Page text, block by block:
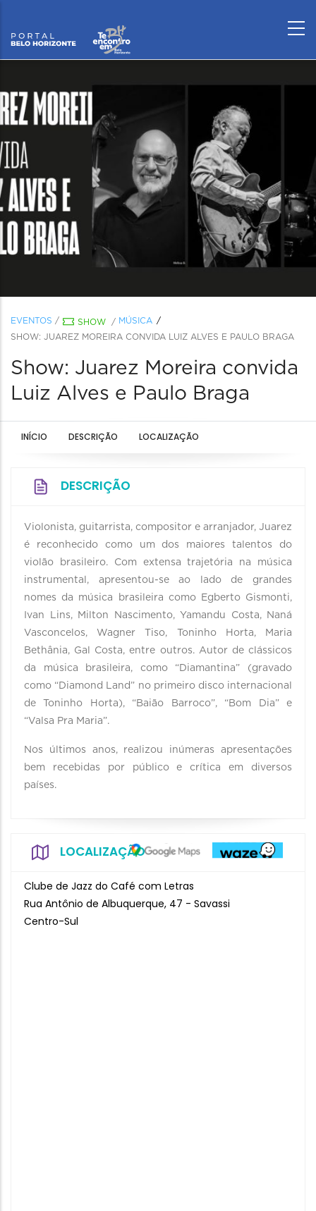
EVENTOS / SHOW / MÚSICA
SHOW: JUAREZ MOREIRA CONVIDA LUIZ ALVES E PAULO BRAGA
Show: Juarez Moreira convida
Luiz Alves e Paulo Braga
INÍCIO DESCRIÇÃO LOCALIZAÇÃO
DESCRIÇÃO
Violonista, guitarrista, compositor e arranjador, Juarez
é reconhecido como um dos maiores talentos do
violão brasileiro. Com extensa trajetória na música
instrumental, apresentou-se ao lado de grandes
nomes da música brasileira como Egberto Gismonti,
Ivan Lins, Milton Nascimento, Yamandu Costa, Naná
Vasconcelos, Wagner Tiso, Toninho Horta, Maria
Bethânia, Gal Costa, entre outros. Autor de clássicos
da música brasileira, como “Diamantina” (gravado
como “Diamond Land” no primeiro disco internacional
de Toninho Horta), “Baião Barroco”, “Bom Dia” e
“Valsa Pra Maria”.
Nos últimos anos, realizou inúmeras apresentações
bem recebidas por público e crítica em diversos
países.
LOCALIZAÇÃO
Clube de Jazz do Café com Letras
Rua Antônio de Albuquerque, 47 - Savassi
Centro-Sul